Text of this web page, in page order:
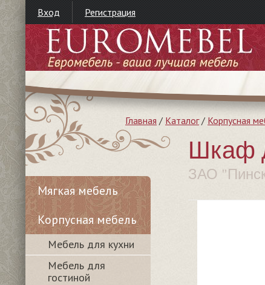
Вход Регистрация
Главная / Каталог/ Корпусная
Шкаф
ЗАО
Мягкая мебель
Корпусная мебель
Мебель для кухни
Мебель для
гостиной